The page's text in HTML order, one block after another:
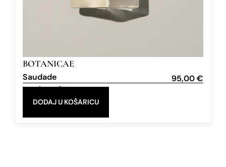
BOTANICAE
Saudade 95,00€
Eau de Parfum
DODAJ U KOŠARICU